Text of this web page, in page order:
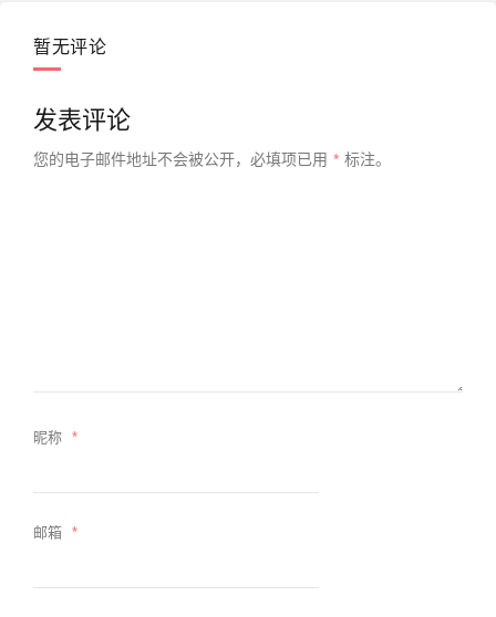
暂无评论
发表评论
您的电子邮件地址不会被公开， 必填项已用 * 标注。
昵称 *
邮箱 *